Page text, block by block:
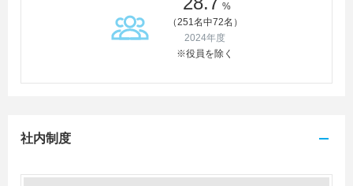
%
（251名中72名）
2024年度
※役員を除く
社内制度